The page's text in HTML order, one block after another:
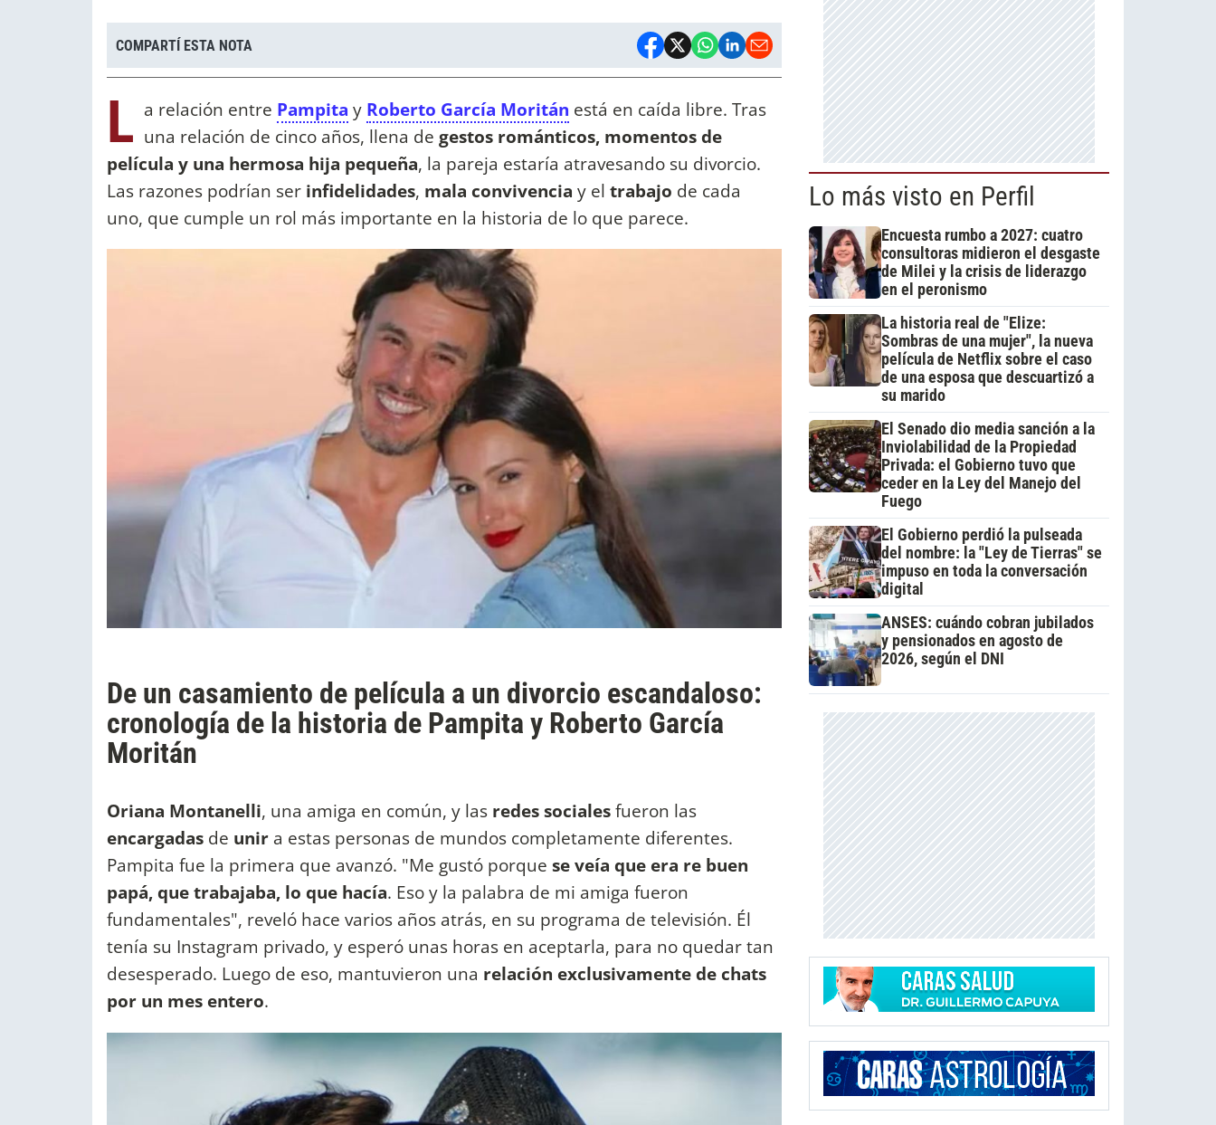
COMPARTÍ ESTA NOTA
L a relación entre Pampita y Roberto García Moritán está en caída libre. Tras
una relación de cinco años, llena de gestos románticos, momentos de
película y una hermosa hija pequeña, la pareja estaría atravesando su divorcio.
Las razones podrían ser infidelidades, mala convivencia y el trabajo de cada
uno, que cumple un rol más importante en la historia de lo que parece.
De un casamiento de película a un divorcio escandaloso:
cronología de la historia de Pampita y Roberto García
Moritán
Oriana Montanelli, una amiga en común, y las redes socialesfueron las
encargadas de unir a estas personas de mundos completamente diferentes.
Pampita fue la primera que avanzó. "Me gustó porque se veía que era re buen
papá, que trabajaba, lo que hacía. Eso y la palabra de mi amiga fueron
fundamentales", reveló hace varios años atrás, en su programa de televisión. Él
tenía su Instagram privado, y esperó unas horas en aceptarla, para no quedar tan
desesperado. Luego de eso, mantuvieron una relación exclusivamente de chats
por un mes entero.
Lo más visto en Perfil
Encuesta rumbo a 2027: cuatro
consultoras midieron el desgaste
de Milei y la crisis de liderazgo
en el peronismo
La historia real de "Elize:
Sombras de una mujer", la nueva
película de Netflix sobre el caso
de una esposa que descuartizó a
su marido
El Senado dio media sanción a la
Inviolabilidad de la Propiedad
Privada: el Gobierno tuvo que
ceder en la Ley del Manejo del
Fuego
El Gobierno perdió la pulseada
del nombre: la "Ley de Tierras" se
impuso en toda la conversación
digital
ANSES: cuándo cobran jubilados
y pensionados en agosto de
2026, según el DNI